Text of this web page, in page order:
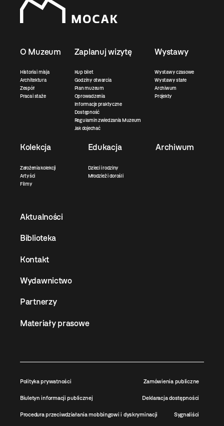
O Muzeum
Historia i misja
Architektura
Zespół
Praca i staże
Zaplanuj wizytę
Kup bilet
Godziny otwarcia
Plan muzeum
Oprowadzenia
Informacje praktyczne
Dostępność
Regulamin zwiedzania Muzeum
Jak dojechać
Wystawy
Wystawy czasowe
Wystawy stałe
Archiwum
Projekty
Kolekcja
Założenia kolekcji
Artyści
Filmy
Edukacja
Dzieci i rodziny
Młodzież i dorośli
Archiwum
Aktualności
Biblioteka
Kontakt
Wydawnictwo
Partnerzy
Materiały prasowe
Polityka prywatności Zamówienia publiczne
Biuletyn informacji publicznej Deklaracja dostępności
Procedura przeciwdziałania mobbingowi i dyskryminacji Sygnaliści